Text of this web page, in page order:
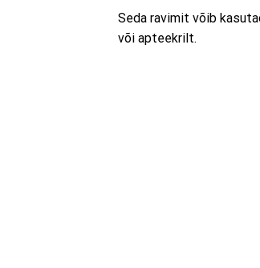
Seda ravimit võib
või apteekrilt.